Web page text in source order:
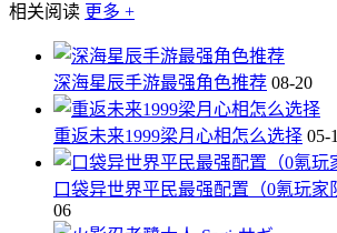
相关阅读 更多 +
深海星辰手游最强角色推荐 08-20
重返未来1999梁月心相怎么选择 05-
口袋异世界平民最强配置（0氪玩家
06